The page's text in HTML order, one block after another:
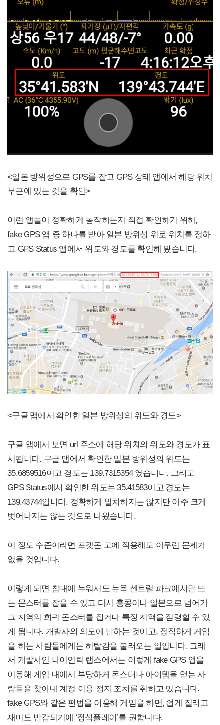
<일본 방위성으로 GPS를 잡고 GPS 상태 앱에서 해당 위치
부근에 있는 것을 확인>
이런 앱들이 정확하게 동작하는지 직접 확인하기 위해,
fake GPS 앱 중 하나를 받아 일본 방위성 위로 위치를 정하
고 GPS Status 앱에서 위도와 경도를 확인해 봤습니다.
<구글 맵에서 확인한 일본 방위성의 위도와 경도>
구글 맵에서 보면 url 주소에 해당 위치의 위도와 경도가 표
시됩니다. 구글 맵에서 확인한 일본 방위성의 위도는
35.6859516이고 경도는 139.7315354 였습니다. 그리고
GPS Status에서 확인한 위도는 35.41583이고 경도는
139.43744입니다. 정확하게 일치하지는 않지만 아주 크게
벗어나지는 않는 것으로 나왔습니다.
이 정도 수준이라면 포켓몬 고에 적용해도 아무런 문제가
없을 것입니다.
이렇게 되면 침대에 누워서도 뉴욕 센트럴 파크에서만 뜨
는 몬스터를 잡을 수 있고 다시 홍콩이나 일본으로 넘어가
그 지역의 희귀 몬스터를 잡거나 특정 지역을 점령할 수 있
게 됩니다. 개발사의 의도에 반하는 것이고, 정직하게 게임
을 하는 사람들에게는 허탈감을 불러오는 일입니다. 그래
서 개발사인 나이언틱 랩스에서는 이렇게 fake GPS 앱을
이용해 게임 내에서 부당하게 몬스터나 아이템을 얻는 사
람들을 찾아내 계정 이용 정지 조치를 취하고 있습니다.
fake GPS와 같은 편법을 이용해 게임을 하면, 쉽게 질리고
재미도 반감되기에 ‘정석플레이’를 권합니다.